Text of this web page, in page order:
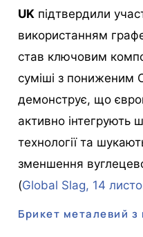
UK підтвердили
використанням
став ключовим
суміші з пониженим
демонструє, що
активно інтегрують
технології та
зменшення
(Global Slag, 14
Брикет металевий з